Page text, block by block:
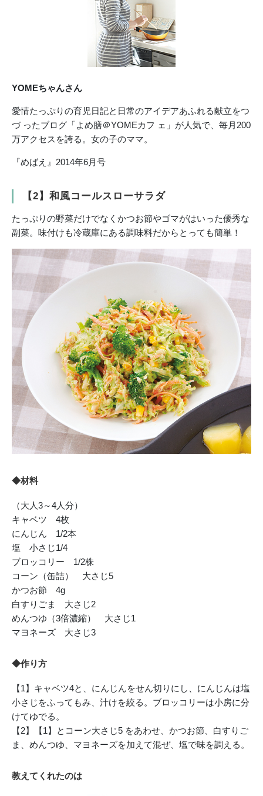
YOMEちゃんさん
愛情たっぷりの育児日記と日常のアイデアあふれる献立をつ
づ ったブログ「よめ膳＠YOMEカフ ェ」が人気で、毎月200
万アクセスを誇る。女の子のママ。
『めばえ』2014年6月号
【2】和風コールスローサラダ
たっぷりの野菜だけでなくかつお節やゴマがはいった優秀な
副菜。味付けも冷蔵庫にある調味料だからとっても簡単！
◆材料
（大人3～4人分）
キャベツ 4枚
にんじん 1/2本
塩 小さじ1/4
ブロッコリー 1/2株
コーン（缶詰） 大さじ5
かつお節 4g
白すりごま 大さじ2
めんつゆ（3倍濃縮） 大さじ1
マヨネーズ 大さじ3
◆作り方
【1】キャベツ4と、にんじんをせん切りにし、にんじんは塩
小さじをふってもみ、汁けを絞る。ブロッコリーは小房に分
けてゆでる。
【2】【1】とコーン大さじ5 をあわせ、かつお節、白すりご
ま、めんつゆ、マヨネーズを加えて混ぜ、塩で味を調える。
教えてくれたのは